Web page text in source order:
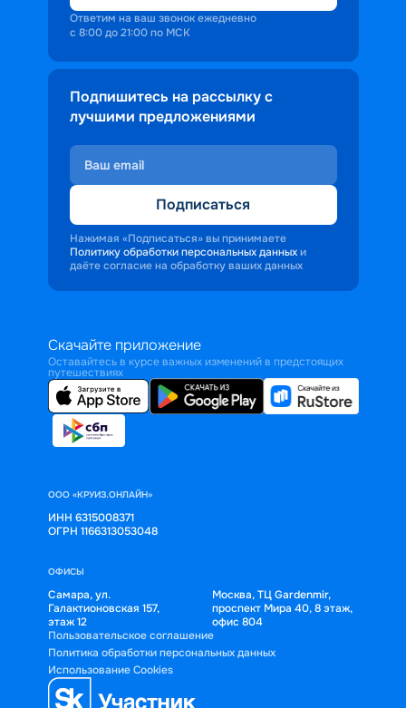
Ответим на ваш звонок ежедневно
с 8:00 до 21:00 по МСК
Подпишитесь на рассылку с
лучшими предложениями
Подписаться
Нажимая «Подписаться» вы принимаете
Политику обработки персональных данных и
даёте согласие на обработку ваших данных
Скачайте приложение
Оставайтесь в курсе важных изменений в предстоящих
путешествиях
ООО «КРУИЗ.ОНЛАЙН»
ИНН 6315008371
ОГРН 1166313053048
ОФИСЫ
Самара, ул.
Галактионовская 157,
этаж 12
Москва, ТЦ Gardenmir,
проспект Мира 40, 8 этаж,
офис 804
Пользовательское соглашение
Политика обработки персональных данных
Использование Cookies